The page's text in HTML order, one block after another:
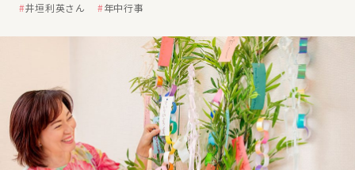
井垣利英さん 年中行事